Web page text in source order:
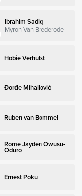
Ibrahim Sadiq
Myron Van Brederode
Hobie Verhulst
Đorđe Mihailović
Ruben van Bommel
Rome Jayden Owusu-
Oduro
Ernest Poku